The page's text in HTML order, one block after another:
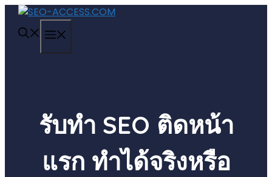
Skip
content
รับทำ SEO ติดหน้า
แรก ทำได้จริงหรือ